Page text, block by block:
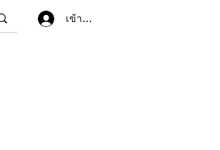
เข้าสู่ระบบ